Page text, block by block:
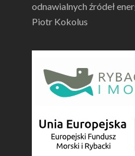
odnawialnych źródeł
Piotr Kokolus